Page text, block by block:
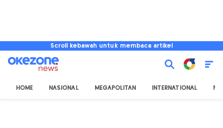
Scroll kebawah untuk membaca artikel
HOME NASIONAL MEGAPOLITAN INTERNATIONAL